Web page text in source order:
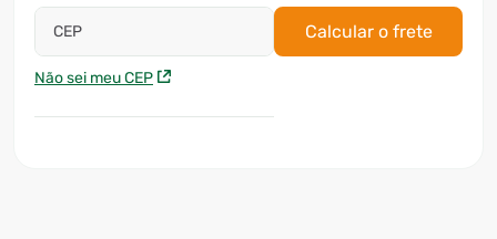
CEP
Não sei meu CEP
Calcular o frete